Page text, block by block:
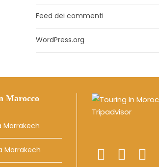
Feed dei commenti
WordPress.org
Marocco
Marrakech
Marrakech